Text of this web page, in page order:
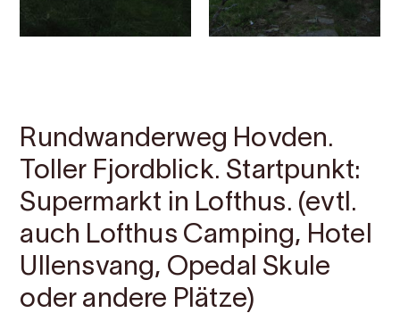
Rundwanderweg Hovden.
Toller Fjordblick. Startpunkt:
Supermarkt in Lofthus. (evtl.
auch Lofthus Camping, Hotel
Ullensvang, Opedal Skule
oder andere Plätze)